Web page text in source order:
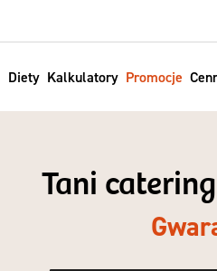
Diety Kalkulatory Promocje
Tani